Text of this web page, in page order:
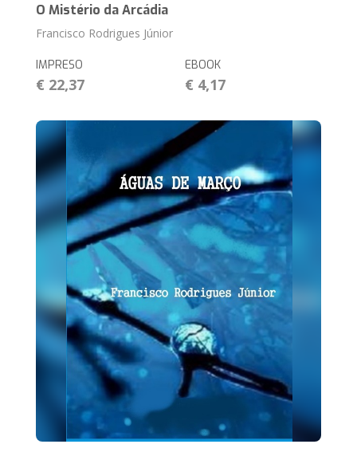
O Mistério da Arcádia
Francisco Rodrigues Júnior
IMPRESO
€ 22,37
EBOOK
€ 4,17